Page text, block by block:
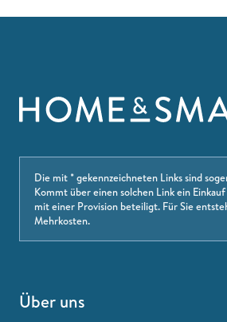
Die mit * gekennzeichneten Links sind
Kommt über einen solchen Link ein
mit einer Provision beteiligt. Für Sie
Mehrkosten.
Über uns